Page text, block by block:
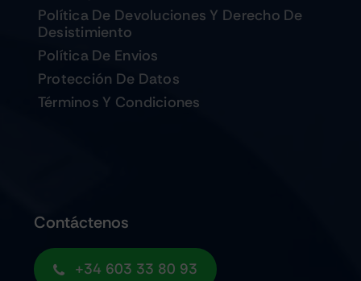
Política De Devoluciones Y Derecho De
Desistimiento
Política De Envios
Protección De Datos
Términos Y Condiciones
Contáctenos
+34 603 33 80 93